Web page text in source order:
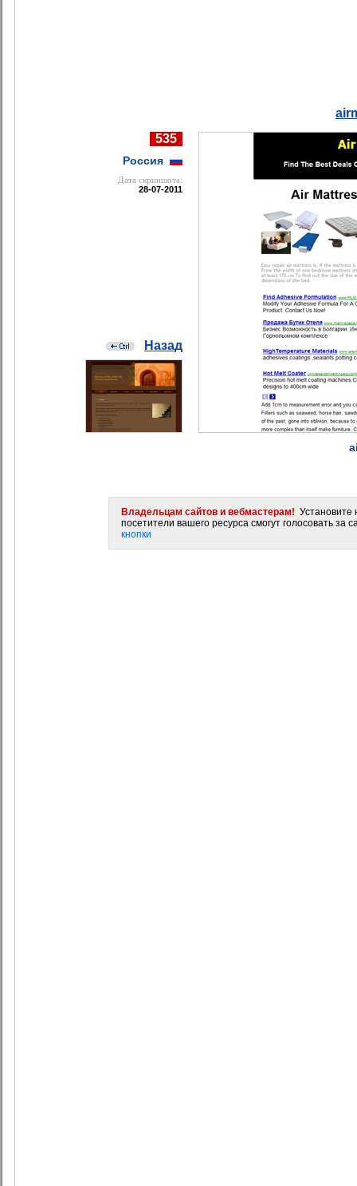
535
Россия
Дата cкриншота:
28-07-2011
Назад
Владельцам сайтов и вебмастерам! Установите
посетители вашего ресурса смогут голосовать за
кнопки